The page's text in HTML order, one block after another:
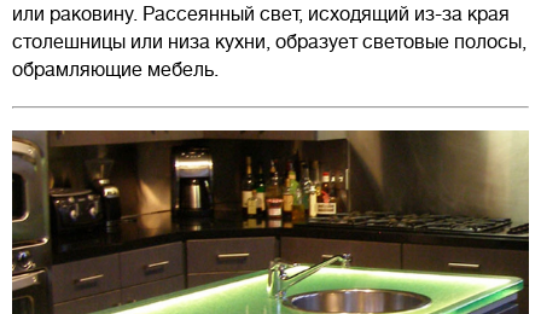
или раковину. Рассеянный свет, исходящий из-за края
столешницы или низа кухни, образует световые полосы,
обрамляющие мебель.